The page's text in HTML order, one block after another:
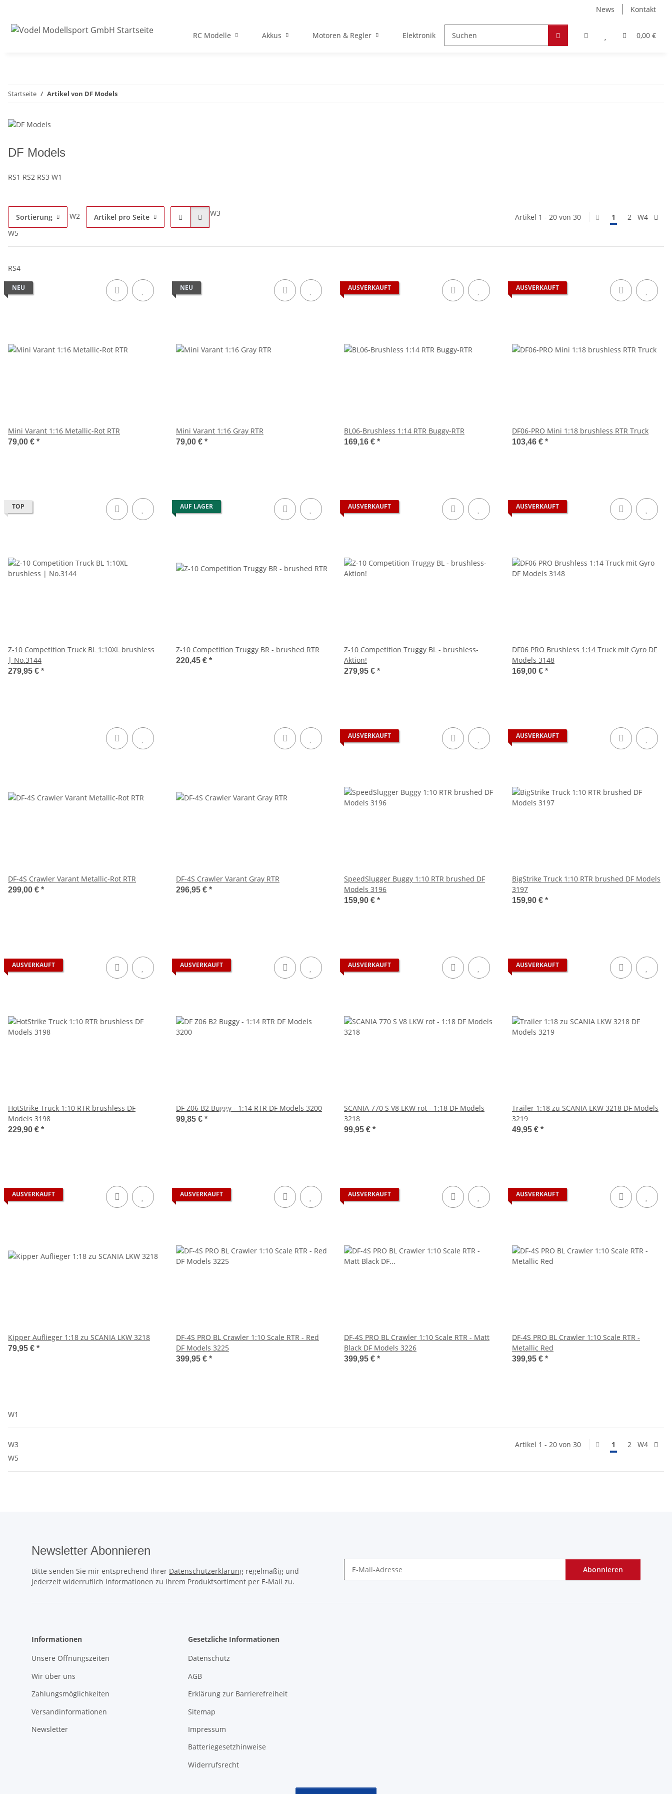
News Kontakt
0,00 €
RC Modelle Akkus Motoren & Regler Elektronik Zubehör Hobby & Freizeit Werkstoffe
Startseite Artikel von DF Models
DF Models
RS1 RS2 RS3 W1
Sortierung W2 Artikel pro Seite W3 Artikel 1 - 20 von 30 1 2
W4
W5
RS4
NEU
Mini Varant 1:16 Metallic-Rot RTR
79,00 € *
NEU
Mini Varant 1:16 Gray RTR
79,00 € *
AUSVERKAUFT
BL06-Brushless 1:14 RTR Buggy-RTR
169,16 € *
AUSVERKAUFT
DF06-PRO Mini 1:18 brushless RTR Truck
103,46 € *
TOP
Z-10 Competition Truck BL 1:10XL brushless
| No.3144
279,95 € *
AUF LAGER
Z-10 Competition Truggy BR - brushed RTR
220,45 € *
AUSVERKAUFT
Z-10 Competition Truggy BL - brushless-
Aktion!
279,95 € *
AUSVERKAUFT
DF06 PRO Brushless 1:14 Truck mit Gyro DF
Models 3148
169,00 € *
DF-4S Crawler Varant Metallic-Rot RTR
299,00 € *
DF-4S Crawler Varant Gray RTR
296,95 € *
AUSVERKAUFT
SpeedSlugger Buggy 1:10 RTR brushed DF
Models 3196
159,90 € *
AUSVERKAUFT
BigStrike Truck 1:10 RTR brushed DF Models
3197
159,90 € *
AUSVERKAUFT
HotStrike Truck 1:10 RTR brushless DF
Models 3198
229,90 € *
AUSVERKAUFT
DF Z06 B2 Buggy - 1:14 RTR DF Models 3200
99,85 € *
AUSVERKAUFT
SCANIA 770 S V8 LKW rot - 1:18 DF Models
3218
99,95 € *
AUSVERKAUFT
Trailer 1:18 zu SCANIA LKW 3218 DF Models
3219
49,95 € *
AUSVERKAUFT
Kipper Auflieger 1:18 zu SCANIA LKW 3218
79,95 € *
AUSVERKAUFT
DF-4S PRO BL Crawler 1:10 Scale RTR - Red
DF Models 3225
399,95 € *
AUSVERKAUFT
DF-4S PRO BL Crawler 1:10 Scale RTR - Matt
Black DF Models 3226
399,95 € *
AUSVERKAUFT
DF-4S PRO BL Crawler 1:10 Scale RTR -
Metallic Red
399,95 € *
W1
W3 Artikel 1 - 20 von 30 1 2
W4
W5
Newsletter Abonnieren
Bitte senden Sie mir entsprechend Ihrer Datenschutzerklärung regelmäßig und
jederzeit widerruflich Informationen zu Ihrem Produktsortiment per E-Mail zu.
Abonnieren
Informationen
Unsere Öffnungszeiten
Wir über uns
Zahlungsmöglichkeiten
Versandinformationen
Newsletter
Gesetzliche Informationen
Datenschutz
AGB
Erklärung zur Barrierefreiheit
Sitemap
Impressum
Batteriegesetzhinweise
Widerrufsrecht